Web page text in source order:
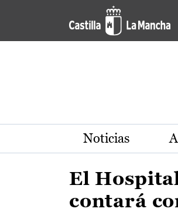
Pasar al contenido principal
Actualidad de la
Noticias
El
contará